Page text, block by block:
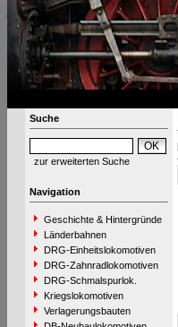
Suche
zur erweiterten Suche
Navigation
Geschichte & Hintergründe
Länderbahnen
DRG-Einheitslokomotiven
DRG-Zahnradlokomotiven
DRG-Schmalspurlok.
Kriegslokomotiven
Verlagerungsbauten